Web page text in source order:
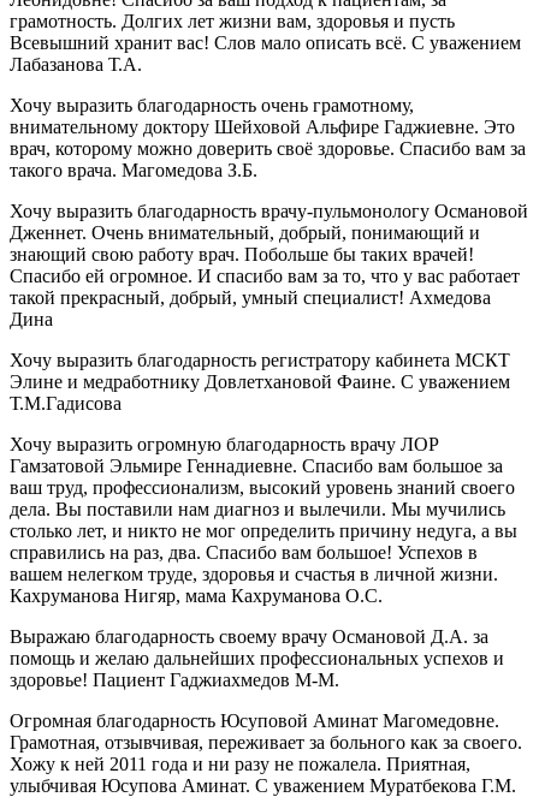
грамотность. Долгих лет жизни вам, здоровья и пусть
Всевышний хранит вас! Слов мало описать всё. С уважением
Лабазанова Т.А.
Хочу выразить благодарность очень грамотному,
внимательному доктору Шейховой Альфире Гаджиевне. Это
врач, которому можно доверить своё здоровье. Спасибо вам за
такого врача. Магомедова З.Б.
Хочу выразить благодарность врачу-пульмонологу Османовой
Дженнет. Очень внимательный, добрый, понимающий и
знающий свою работу врач. Побольше бы таких врачей!
Спасибо ей огромное. И спасибо вам за то, что у вас работает
такой прекрасный, добрый, умный специалист! Ахмедова
Дина
Хочу выразить благодарность регистратору кабинета МСКТ
Элине и медработнику Довлетхановой Фаине. С уважением
Т.М.Гадисова
Хочу выразить огромную благодарность врачу ЛОР
Гамзатовой Эльмире Геннадиевне. Спасибо вам большое за
ваш труд, профессионализм, высокий уровень знаний своего
дела. Вы поставили нам диагноз и вылечили. Мы мучились
столько лет, и никто не мог определить причину недуга, а вы
справились на раз, два. Спасибо вам большое! Успехов в
вашем нелегком труде, здоровья и счастья в личной жизни.
Кахруманова Нигяр, мама Кахруманова О.С.
Выражаю благодарность своему врачу Османовой Д.А. за
помощь и желаю дальнейших профессиональных успехов и
здоровье! Пациент Гаджиахмедов М-М.
Огромная благодарность Юсуповой Аминат Магомедовне.
Грамотная, отзывчивая, переживает за больного как за своего.
Хожу к ней 2011 года и ни разу не пожалела. Приятная,
улыбчивая Юсупова Аминат. С уважением Муратбекова Г.М.